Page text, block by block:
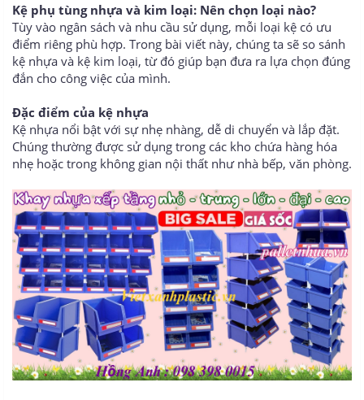
Kệ phụ tùng nhựa và kim loại: Nên chọn loại nào?
Tùy vào ngân sách và nhu cầu sử dụng, mỗi loại kệ có ưu
điểm riêng phù hợp. Trong bài viết này, chúng ta sẽ so sánh
kệ nhựa và kệ kim loại, từ đó giúp bạn đưa ra lựa chọn đúng
đắn cho công việc của mình.
Đặc điểm của kệ nhựa
Kệ nhựa nổi bật với sự nhẹ nhàng, dễ di chuyển và lắp đặt.
Chúng thường được sử dụng trong các kho chứa hàng hóa
nhẹ hoặc trong không gian nội thất như nhà bếp, văn phòng.